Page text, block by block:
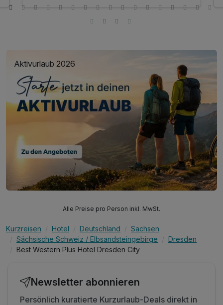
Aktivurlaub 2026
Alle Preise pro Person inkl. MwSt.
Kurzreisen Hotel Deutschland
Sachsen
Sächsische Schweiz / Elbsandsteingebirge
Dresden
Best Western Plus Hotel Dresden City
Newsletter abonnieren
Persönlich kuratierte Kurzurlaub-Deals direkt in